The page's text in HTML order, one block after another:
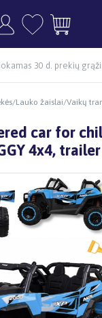
30 d. prekių
/Lauko žaislai/Vaikų
car for
4x4,